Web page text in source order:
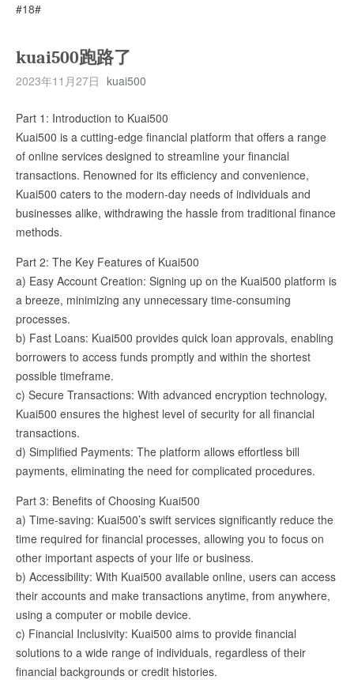
#18#
kuai500跑路了
2023年11月27日 kuai500
Part 1: Introduction to Kuai500
Kuai500 is a cutting-edge financial platform that offers a range
of online services designed to streamline your financial
transactions. Renowned for its efficiency and convenience,
Kuai500 caters to the modern-day needs of individuals and
businesses alike, withdrawing the hassle from traditional finance
methods.
Part 2: The Key Features of Kuai500
a) Easy Account Creation: Signing up on the Kuai500 platform is
a breeze, minimizing any unnecessary time-consuming
processes.
b) Fast Loans: Kuai500 provides quick loan approvals, enabling
borrowers to access funds promptly and within the shortest
possible timeframe.
c) Secure Transactions: With advanced encryption technology,
Kuai500 ensures the highest level of security for all financial
transactions.
d) Simplified Payments: The platform allows effortless bill
payments, eliminating the need for complicated procedures.
Part 3: Benefits of Choosing Kuai500
a) Time-saving: Kuai500’s swift services significantly reduce the
time required for financial processes, allowing you to focus on
other important aspects of your life or business.
b) Accessibility: With Kuai500 available online, users can access
their accounts and make transactions anytime, from anywhere,
using a computer or mobile device.
c) Financial Inclusivity: Kuai500 aims to provide financial
solutions to a wide range of individuals, regardless of their
financial backgrounds or credit histories.